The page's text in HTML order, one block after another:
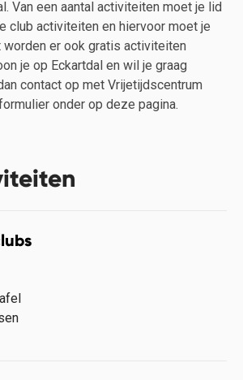
Van een aantal activiteiten moet je lid
club activiteiten en hiervoor moet je
worden er ook gratis activiteiten
je op Eckartdal en wil je graag
contact op met Vrijetijdscentrum
onder op deze pagina.